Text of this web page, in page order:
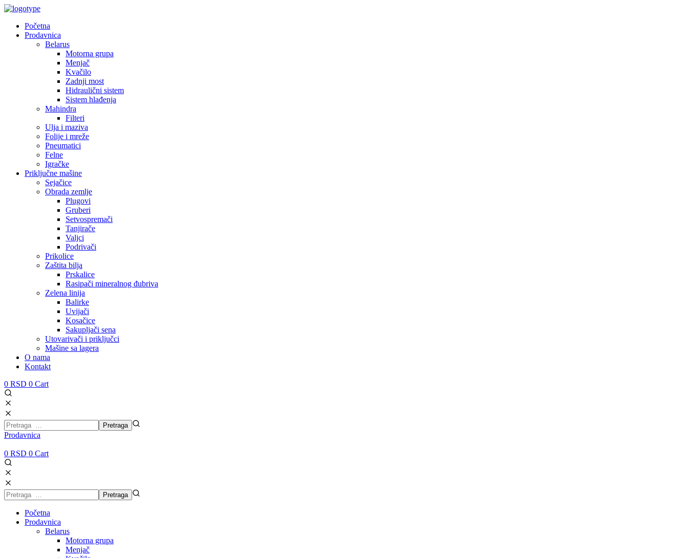
Početna
Prodavnica
Belarus
Motorna grupa
Menjač
Kvačilo
Zadnji most
Hidraulični sistem
Sistem hlađenja
Mahindra
Filteri
Ulja i maziva
Folije i mreže
Pneumatici
Felne
Igračke
Priključne mašine
Sejačice
Obrada zemlje
Plugovi
Gruberi
Setvospremači
Tanjirače
Valjci
Podrivači
Prikolice
Zaštita bilja
Prskalice
Rasipači mineralnog đubriva
Zelena linija
Balirke
Uvijači
Kosačice
Sakupljači sena
Utovarivači i priključci
Mašine sa lagera
O nama
Kontakt
0 RSD 0 Cart
Prodavnica
0 RSD 0 Cart
Početna
Prodavnica
Belarus
Motorna grupa
Menjač